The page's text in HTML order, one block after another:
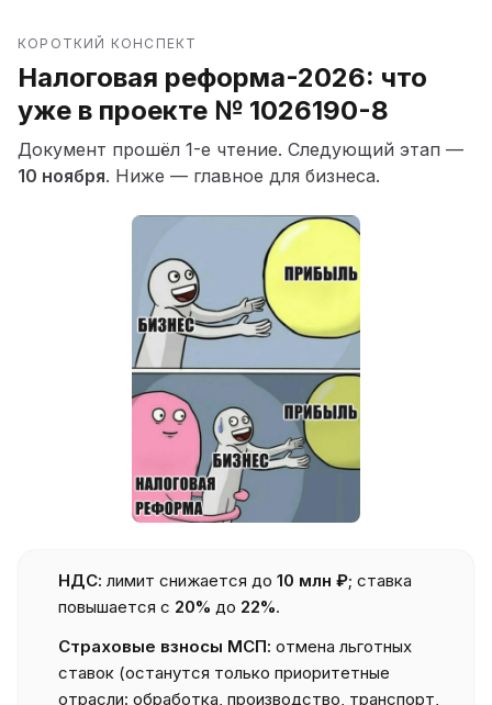
КОРОТКИЙ КОНСПЕКТ
Налоговая реформа-2026: что
уже в проекте № 1026190-8
Документ прошёл 1-е чтение. Следующий этап —
10 ноября. Ниже — главное для бизнеса.
НДС: лимит снижается до 10 млн ₽; ставка
повышается с 20% до 22%.
Страховые взносы МСП: отмена льготных
ставок (останутся только приоритетные
отрасли: обработка, производство, транспорт,